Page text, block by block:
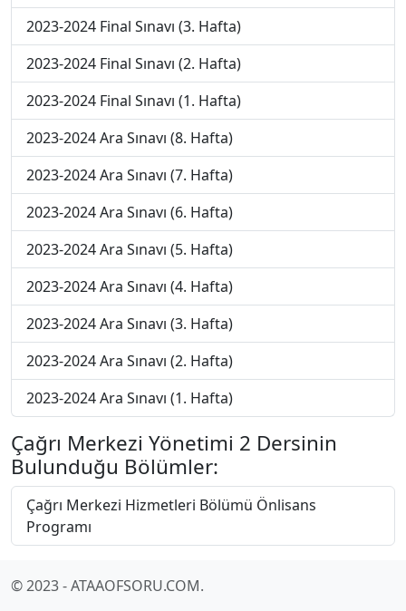
2023-2024 Final Sınavı (3. Hafta)
2023-2024 Final Sınavı (2. Hafta)
2023-2024 Final Sınavı (1. Hafta)
2023-2024 Ara Sınavı (8. Hafta)
2023-2024 Ara Sınavı (7. Hafta)
2023-2024 Ara Sınavı (6. Hafta)
2023-2024 Ara Sınavı (5. Hafta)
2023-2024 Ara Sınavı (4. Hafta)
2023-2024 Ara Sınavı (3. Hafta)
2023-2024 Ara Sınavı (2. Hafta)
2023-2024 Ara Sınavı (1. Hafta)
Çağrı Merkezi Yönetimi 2 Dersinin
Bulunduğu Bölümler:
Çağrı Merkezi Hizmetleri Bölümü Önlisans
Programı
© 2023 - ATAAOFSORU.COM.